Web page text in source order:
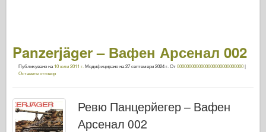
Panzerjäger – Вафен Арсенал 002
Публикувано на 10 юли 2011 г. Модифицирано на27 септември 2024 г. От0000000000000000000000000000|
Оставете отговор
Ревю Панцерйегер – Вафен
Арсенал 002